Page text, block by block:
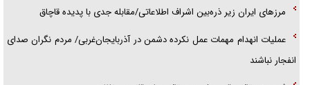
مرز‌های ایران زیر ذره‌بین اشراف اطلاعاتی/مقابله جدی با پدیده قاچاق
عملیات انهدام مهمات عمل نکرده دشمن در آذربایجان‌غربی/ مردم نگران صدای
انفجار نباشند